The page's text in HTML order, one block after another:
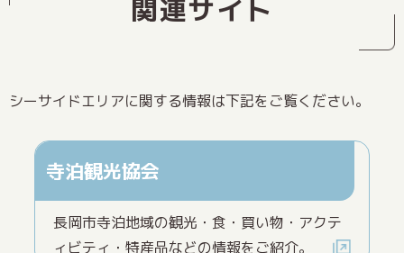
関連サイト
シーサイドエリアに関する情報は下記をご覧ください。
寺泊観光協会
長岡市寺泊地域の観光・食・買い物・アクテ
ィビティ・特産品などの情報をご紹介。